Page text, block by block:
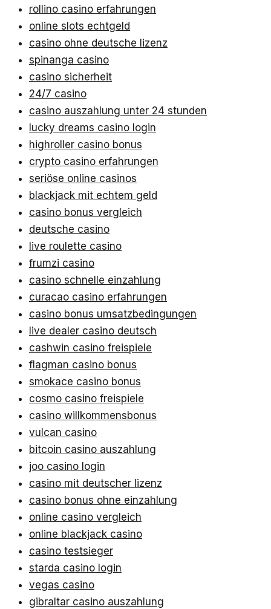
rollino casino erfahrungen
online slots echtgeld
casino ohne deutsche lizenz
spinanga casino
casino sicherheit
24/7 casino
casino auszahlung unter 24 stunden
lucky dreams casino login
highroller casino bonus
crypto casino erfahrungen
seriöse online casinos
blackjack mit echtem geld
casino bonus vergleich
deutsche casino
live roulette casino
frumzi casino
casino schnelle einzahlung
curacao casino erfahrungen
casino bonus umsatzbedingungen
live dealer casino deutsch
cashwin casino freispiele
flagman casino bonus
smokace casino bonus
cosmo casino freispiele
casino willkommensbonus
vulcan casino
bitcoin casino auszahlung
joo casino login
casino mit deutscher lizenz
casino bonus ohne einzahlung
online casino vergleich
online blackjack casino
casino testsieger
starda casino login
vegas casino
gibraltar casino auszahlung